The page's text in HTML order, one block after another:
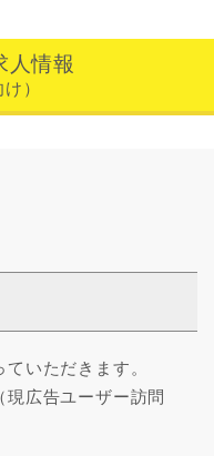
人情報
）
いただきます。
現広告ユーザー訪問